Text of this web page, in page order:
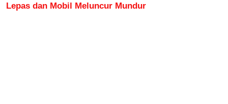
Lepas dan Mobil Meluncur Mundur